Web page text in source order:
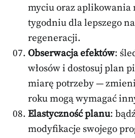
myciu oraz aplikowania
tygodniu dla lepszego
regeneracji.
Obserwacja efektów:
włosów i dostosuj plan
miarę potrzeby —
roku mogą wymagać
Elastyczność planu:
modyfikacje swojego